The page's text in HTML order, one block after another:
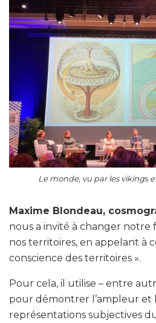
Le monde, vu par les vikings
Maxime Blondeau,
nous a invité à changer notre
nos territoires, en appelant à
conscience des territoires ».
Pour cela, il utilise – entre
pour démontrer l’ampleur et
représentations subjectives